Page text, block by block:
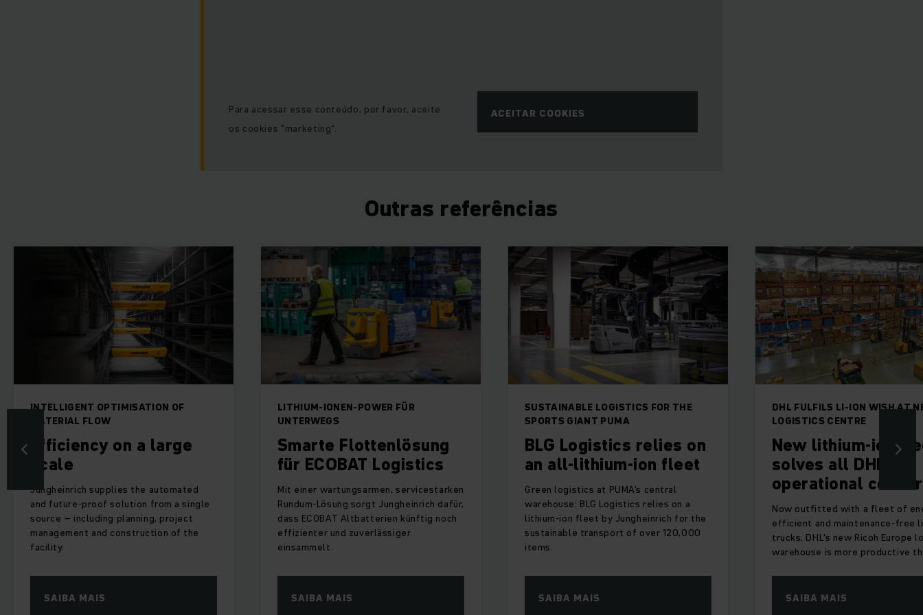
Para acessar esse conteúdo, por favor, aceite
os cookies "marketing“.
ACEITAR COOKIES
Outras referências
OPTIMISATION OF
FLOW
on a large
supplies the automated
proof solution from a single
including planning, project
and construction of the
LITHIUM-IONEN-POWER FÜR
Smarte Flottenlösung
für ECOBAT Logistics
Mit einer wartungsarmen, servicestarken
Rundum-Lösung sorgt Jungheinrich dafür,
dass ECOBAT Altbatterien künftig noch
effizienter und zuverlässiger
SUSTAINABLE LOGISTICS FOR THE
SPORTS GIANT PUMA
BLG Logistics relies on
an all-lithium-ion fleet
Green logistics at PUMA's central
warehouse: BLG Logistics relies on a
lithium-ion fleet by Jungheinrich for the
sustainable transport of over 120,000
DHL FULFILS LI-ION WISH AT NEW
LOGISTICS CENTRE
New lithium-ion fleet
solves all DHL's
operational concerns
Now outfitted with a fleet of energy-
efficient and maintenance-free li-ion
trucks, DHL's new Ricoh Europe logistics
warehouse is more productive than ever.